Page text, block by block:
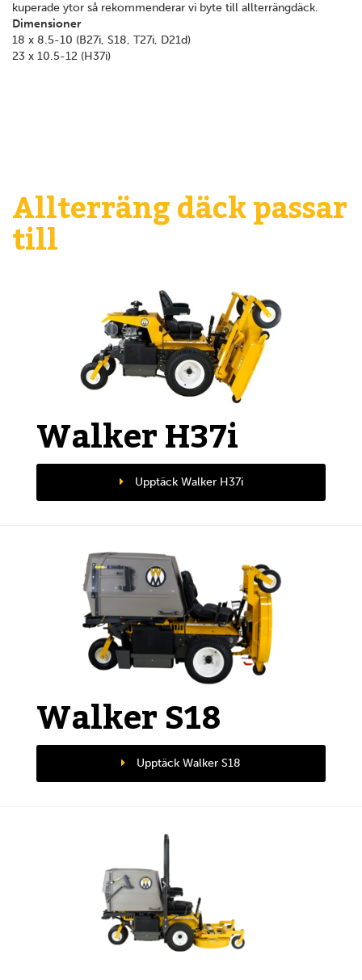
kuperade ytor så rekommenderar vi byte till allterrängdäck.
Dimensioner
18 x 8.5-10 (B27i, S18, T27i, D21d)
23 x 10.5-12 (H37i)
Allterräng däck passar
till
Walker H37i
Upptäck Walker H37i
Walker S18
Upptäck Walker S18